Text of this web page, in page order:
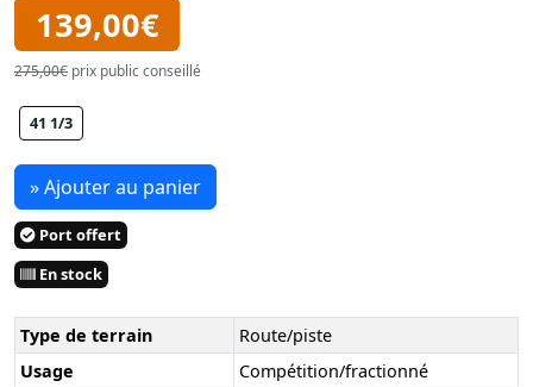
139,00€
275,00€ prix public conseillé
41 1/3
» Ajouter au panier
Port offert
En stock
Type de terrain
Route/piste
Usage
Compétition/fractionné